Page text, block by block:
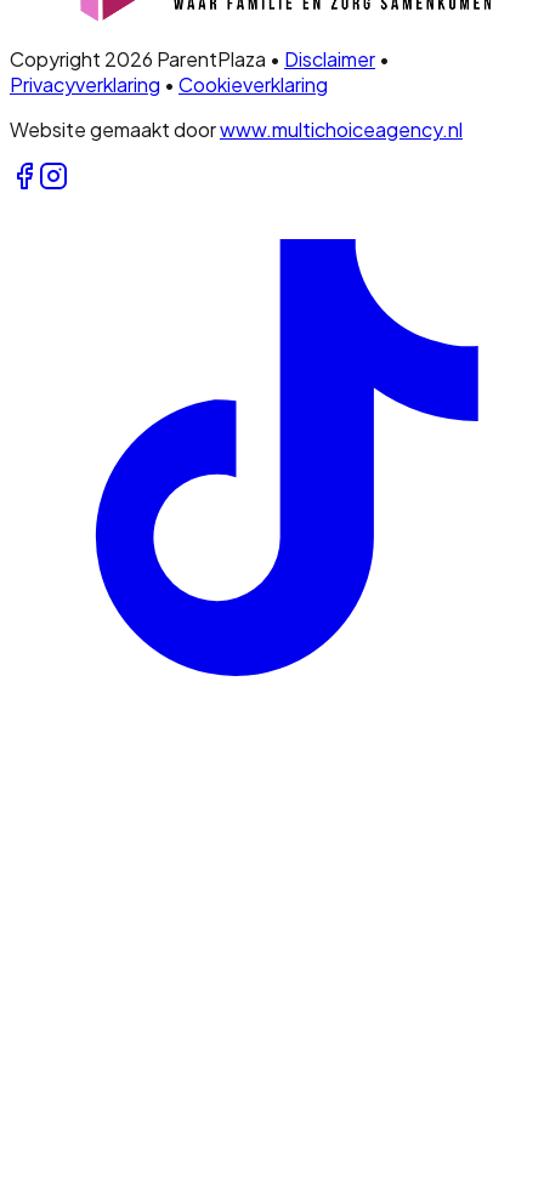
Copyright 2026 ParentPlaza • Disclaimer •
Privacyverklaring • Cookieverklaring
Website gemaakt doorwww.multichoiceagency.nl